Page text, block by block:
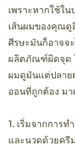
เพราะหากใช้ใ
เส้นผมของคุณดู
ศีรษะมันก็อาจจ
ผลิตภัณฑ์ผิดจุด
ผมดูมันแต่ปลาย
ออนที่ถูกต้อง มา
1. เริ่มจากการ
และนวดด้วยครี